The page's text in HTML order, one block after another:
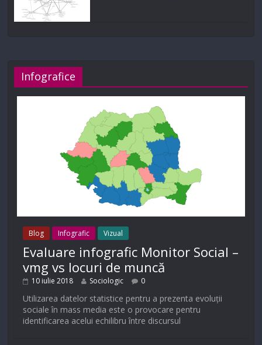
Infografice
Blog Infografic Vizual
Evaluare infografic Monitor Social –
vmg vs locuri de muncă
10 iulie 2018 Sociologic 0
Utilizarea datelor statistice pentru a prezenta evoluții
sociale în mass media este o provocare pentru
identificarea acelui echilibru între discursul